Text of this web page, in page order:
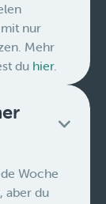
nur
Mehr
du hier.
Woche
aber du